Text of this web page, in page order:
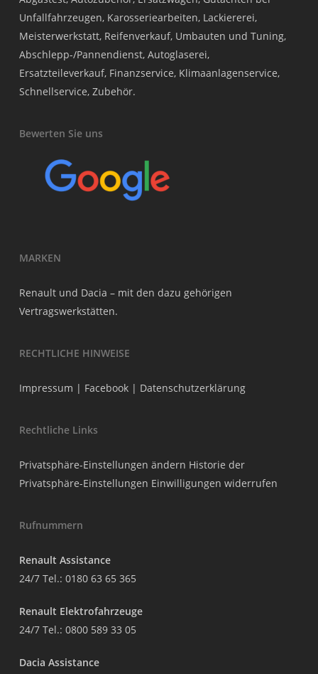
Unfallfahrzeugen, Karosseriearbeiten, Lackiererei,
Meisterwerkstatt, Reifenverkauf, Umbauten und Tuning,
Abschlepp-/Pannendienst, Autoglaserei,
Ersatzteileverkauf, Finanzservice, Klimaanlagenservice,
Schnellservice, Zubehör.
Bewerten Sie uns
MARKEN
Renault und Dacia – mit den dazu gehörigen
Vertragswerkstätten.
RECHTLICHE HINWEISE
Impressum | Facebook| Datenschutzerklärung
Rechtliche Links
Privatsphäre-Einstellungen ändern Historie der
Privatsphäre-Einstellungen Einwilligungen widerrufen
Rufnummern
Renault Assistance
24/7 Tel.: 0180 63 65 365
Renault Elektrofahrzeuge
24/7 Tel.: 0800 589 33 05
Dacia Assistance